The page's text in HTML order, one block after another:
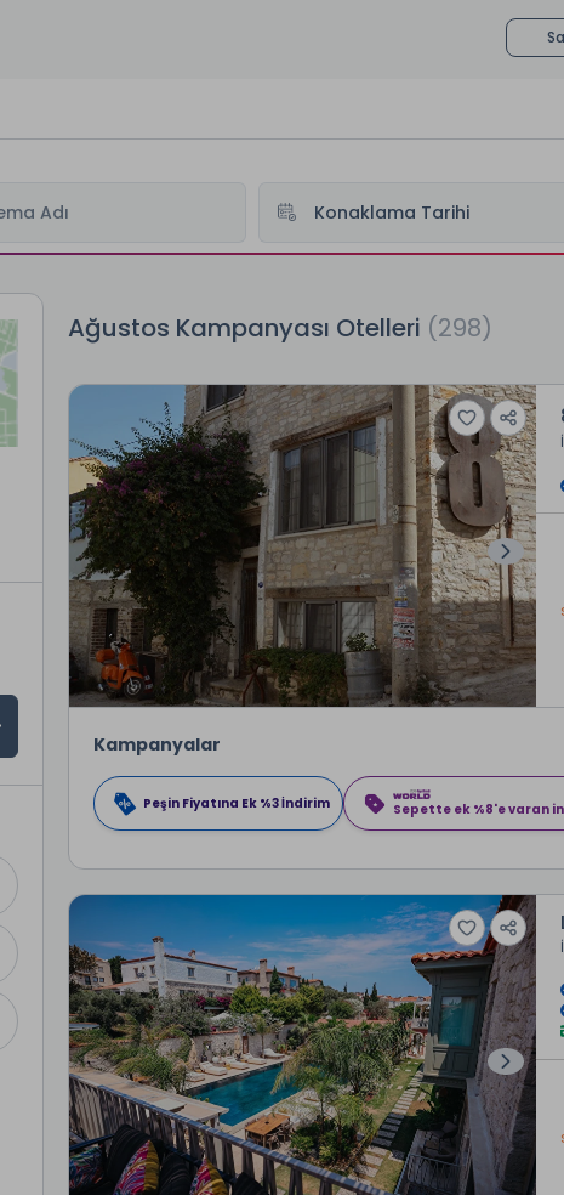
Konaklama Tarihi
Ağustos Kampanyası Otelleri (298)
Kampanyalar
Peşin Fiyatına Ek %3 İndirim Sepette ek %8'e varan